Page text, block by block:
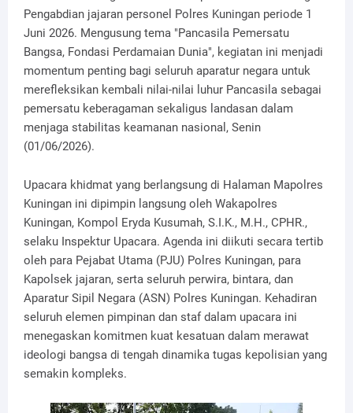
Pengabdian jajaran personel Polres Kuningan periode 1
Juni 2026. Mengusung tema "Pancasila Pemersatu
Bangsa, Fondasi Perdamaian Dunia", kegiatan ini menjadi
momentum penting bagi seluruh aparatur negara untuk
merefleksikan kembali nilai-nilai luhur Pancasila sebagai
pemersatu keberagaman sekaligus landasan dalam
menjaga stabilitas keamanan nasional, Senin
(01/06/2026).
Upacara khidmat yang berlangsung di Halaman Mapolres
Kuningan ini dipimpin langsung oleh Wakapolres
Kuningan, Kompol Eryda Kusumah, S.I.K., M.H., CPHR.,
selaku Inspektur Upacara. Agenda ini diikuti secara tertib
oleh para Pejabat Utama (PJU) Polres Kuningan, para
Kapolsek jajaran, serta seluruh perwira, bintara, dan
Aparatur Sipil Negara (ASN) Polres Kuningan. Kehadiran
seluruh elemen pimpinan dan staf dalam upacara ini
menegaskan komitmen kuat kesatuan dalam merawat
ideologi bangsa di tengah dinamika tugas kepolisian yang
semakin kompleks.